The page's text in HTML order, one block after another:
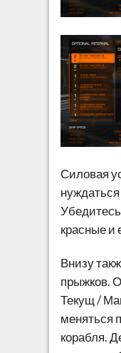
Силовая
красные и
Внизу
прыжков.
Текущ /
меняться
корабля.